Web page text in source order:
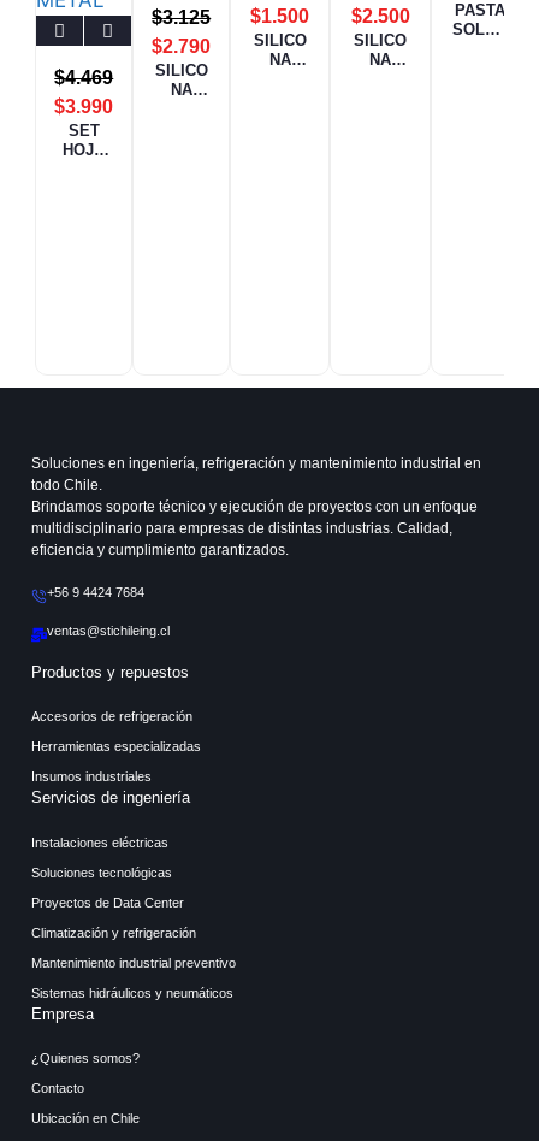
SET
HOJA
$4.469
$3.990
SILICO
NA
$3.125
$2.790
SILICO
NA
$1.500
SILICO
NA
$2.500
PASTA
SOLDA
Soluciones en ingeniería, refrigeración y mantenimiento industrial en
todo Chile.
Brindamos soporte técnico y ejecución de proyectos con un enfoque
multidisciplinario para empresas de distintas industrias. Calidad,
eficiencia y cumplimiento garantizados.
+56 9 4424 7684
ventas@stichileing.cl
Productos y repuestos
Accesorios de refrigeración
Herramientas especializadas
Insumos industriales
Servicios de ingeniería
Instalaciones eléctricas
Soluciones tecnológicas
Proyectos de Data Center
Climatización y refrigeración
Mantenimiento industrial preventivo
Sistemas hidráulicos y neumáticos
Empresa
¿Quienes somos?
Contacto
Ubicación en Chile